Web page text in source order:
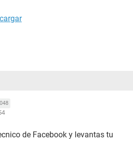
de Facebook y levantas tu